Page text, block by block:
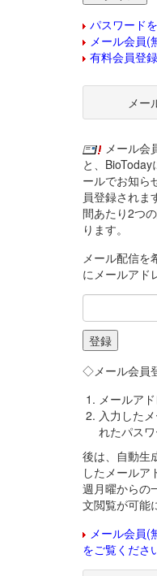
パスワード
メール会員(
有料会員登録
メー
メール会
と、
ールでお知ら
員登録されま
間あたり2つ
ります。
メール配信を
にメールアド
◇メール会員
メールア
入力した
れたパス
後は、自動生
したメールア
週月曜からの
文閲覧が可能
メール会員(
をご覧くださ